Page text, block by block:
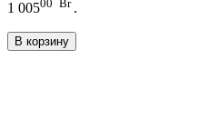
1 00500 Br .
В корзину